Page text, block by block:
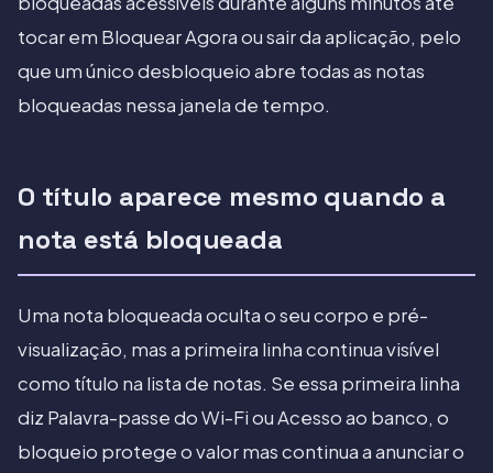
tocar em Bloquear Agora ou sair da aplicação, pelo
que um único desbloqueio abre todas as notas
bloqueadas nessa janela de tempo.
O título aparece mesmo quando a
nota está bloqueada
Uma nota bloqueada oculta o seu corpo e pré-
visualização, mas a primeira linha continua visível
como título na lista de notas. Se essa primeira linha
diz Palavra-passe do Wi-Fi ou Acesso ao banco, o
bloqueio protege o valor mas continua a anunciar o